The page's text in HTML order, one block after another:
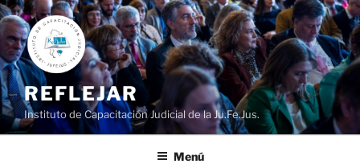
Ir
al
contenido
REFLEJAR
Instituto de Capacitación Judicial de la Ju.Fe.Jus.
Menú